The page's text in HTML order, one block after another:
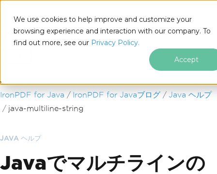
We use cookies to help improve and customize your
browsing experience and interaction with our company. To
find out more, see our Privacy Policy.
Accept
フッターコンテンツにスキップ
IronPDF for Java IronPDF for Javaブログ
Java ヘルプ
java-multiline-string
JAVA ヘルプ
Javaでマルチラインの